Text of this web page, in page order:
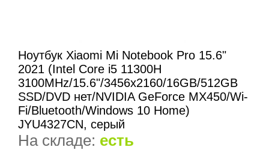
Ноутбук Xiaomi Mi Notebook Pro 15.6"
2021 (Intel Core i5 11300H
3100MHz/15.6"/3456x2160/16GB/512GB
SSD/DVD нет/NVIDIA GeForce MX450/Wi-
Fi/Bluetooth/Windows 10 Home)
JYU4327CN, серый
На складе: есть